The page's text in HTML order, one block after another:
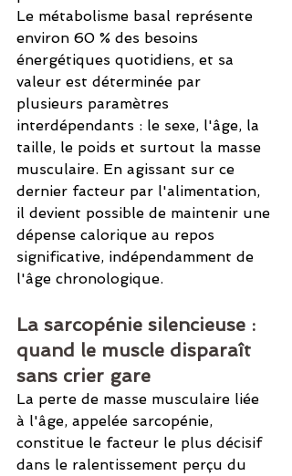
Le métabolisme basal représente
environ 60 % des besoins
énergétiques quotidiens, et sa
valeur est déterminée par
plusieurs paramètres
interdépendants : le sexe, l'âge, la
taille, le poids et surtout la masse
musculaire. En agissant sur ce
dernier facteur par l'alimentation,
il devient possible de maintenir une
dépense calorique au repos
significative, indépendamment de
l'âge chronologique.
La sarcopénie silencieuse :
quand le muscle disparaît
sans crier gare
La perte de masse musculaire liée
à l'âge, appelée sarcopénie,
constitue le facteur le plus décisif
dans le ralentissement perçu du